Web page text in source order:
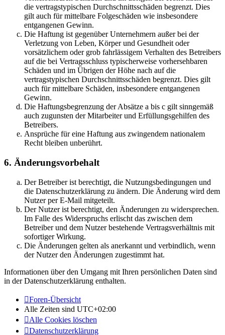
die vertragstypischen Durchschnittsschäden begrenzt. Dies
gilt auch für mittelbare Folgeschäden wie insbesondere
entgangenen Gewinn.
Die Haftung ist gegenüber Unternehmern außer bei der
Verletzung von Leben, Körper und Gesundheit oder
vorsätzlichem oder grob fahrlässigem Verhalten des Betreibers
auf die bei Vertragsschluss typischerweise vorhersehbaren
Schäden und im Übrigen der Höhe nach auf die
vertragstypischen Durchschnittsschäden begrenzt. Dies gilt
auch für mittelbare Schäden, insbesondere entgangenen
Gewinn.
Die Haftungsbegrenzung der Absätze a bis c gilt sinngemäß
auch zugunsten der Mitarbeiter und Erfüllungsgehilfen des
Betreibers.
Ansprüche für eine Haftung aus zwingendem nationalem
Recht bleiben unberührt.
6. Änderungsvorbehalt
Der Betreiber ist berechtigt, die Nutzungsbedingungen und
die Datenschutzerklärung zu ändern. Die Änderung wird dem
Nutzer per E-Mail mitgeteilt.
Der Nutzer ist berechtigt, den Änderungen zu widersprechen.
Im Falle des Widerspruchs erlischt das zwischen dem
Betreiber und dem Nutzer bestehende Vertragsverhältnis mit
sofortiger Wirkung.
Die Änderungen gelten als anerkannt und verbindlich, wenn
der Nutzer den Änderungen zugestimmt hat.
Informationen über den Umgang mit Ihren persönlichen Daten sind
in der Datenschutzerklärung enthalten.
Foren-Übersicht
Alle Zeiten sind UTC+02:00
Alle Cookies löschen
Datenschutzerklärung